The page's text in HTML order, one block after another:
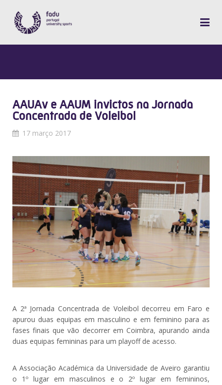
AAUAv e AAUM invictos na Jornada
Concentrada de Voleibol
17 março 2017
A 2ª Jornada Concentrada de Voleibol decorreu em Faro e
apurou duas equipas em masculino e em feminino para as
fases finais que vão decorrer em Coimbra, apurando ainda
duas equipas femininas para um playoff de acesso.
A Associação Académica da Universidade de Aveiro garantiu
o 1º lugar em masculinos e o 2º lugar em femininos,